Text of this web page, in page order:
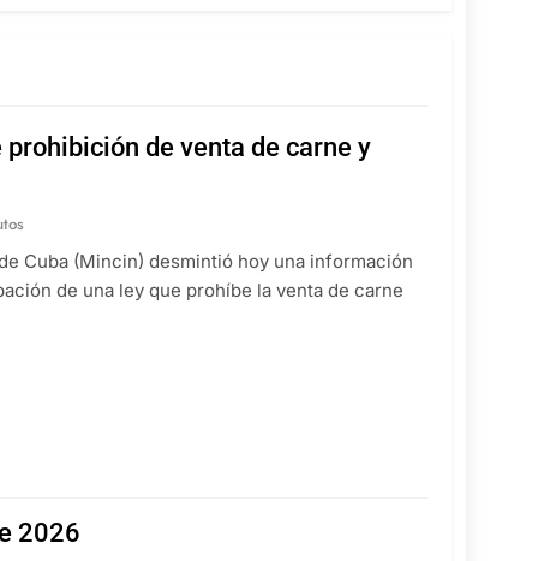
de venta de carne y
Cuba (Mincin) desmintió hoy una información
de una ley que prohíbe la venta de carne
2026